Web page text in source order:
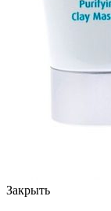
Закрыть